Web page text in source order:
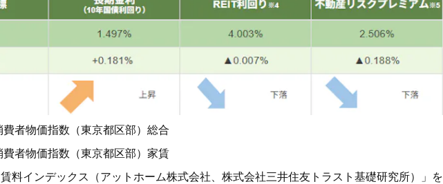
消費者物価指数（東京都区部）総合
消費者物価指数（東京都区部）家賃
料インデックス（アットホーム株式会社、株式会社三井住友トラスト基礎研究所）」を